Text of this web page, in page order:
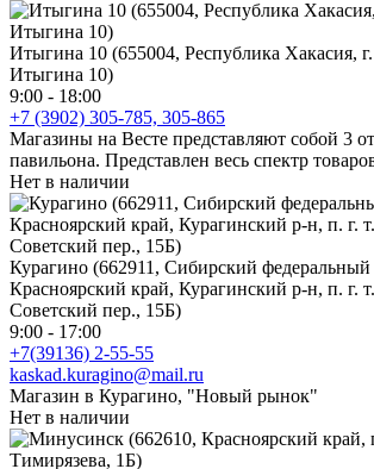
Итыгина 10 (655004, Республика Хакасия,
Итыгина 10)
9:00 - 18:00
+7 (3902) 305-785, 305-865
Магазины на Весте представляют собой 3
павильона. Представлен весь спектр
Нет в наличии
Курагино (662911, Сибирский федеральный
Красноярский край, Курагинский р-н, п. г.
Советский пер., 15Б)
9:00 - 17:00
+7(39136) 2-55-55
kaskad.kuragino@mail.ru
Магазин в Курагино, "Новый рынок"
Нет в наличии